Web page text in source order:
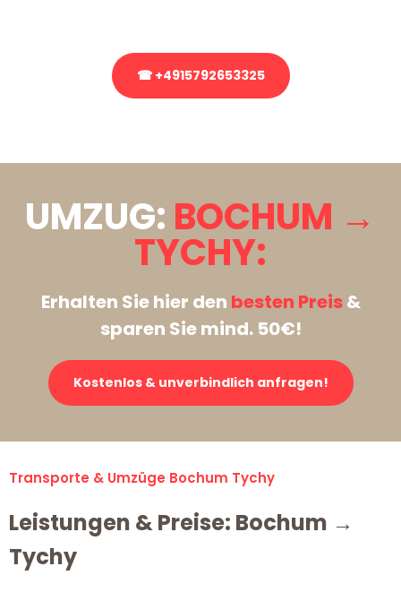
☎ +4915792653325
UMZUG: BOCHUM →
TYCHY:
Erhalten Sie hier den besten Preis&
sparen Sie mind. 50€!
Kostenlos & unverbindlich anfragen!
Transporte & Umzüge Bochum Tychy
Leistungen & Preise: Bochum →
Tychy